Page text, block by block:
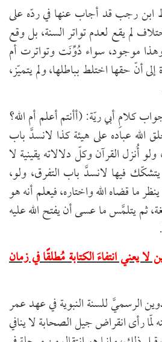
ابن رجب قد أجاب عنها في ردّه على
لم يقع لعدم تواتر السنة، بل وقع
موجود، سواء دُوِّنَت وتواترت أم
إلى أنّ حقها اختلط بباطلها، ولم يتميّز،
كلامِ أبي ريّة: (أأنتم أعلم أم الله؟
الله عباده على هيئة كذا لانسدَّ باب
أُنزل القرآن وكلّ دلالاته يقينية لا
فيها لانسدَّ باب التفرق، ولو،
ما قضاه الله واختاره، فيعلم أنه هو
ثم يتلمَّس ما عسى أن يفتح الله عليه
.
لا يعني انتفاءَ الكتابة مُطلقًا في زمان
الرسميَّ للسنة النبوية في عهد عمر
لمّا رأى انقراض جيل الصحابة لا ينافي